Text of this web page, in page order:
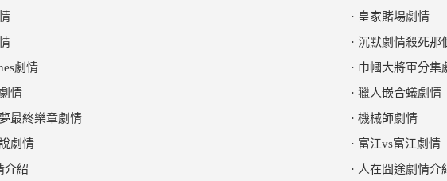
劇情
情
最終樂章劇情
劇情
介紹
· 皇家賭場劇情
· 沉默劇情殺死那
· 巾幗大將軍分集
· 獵人嵌合蟻劇情
· 機械師劇情
· 富江vs富江劇情
· 人在囧途劇情介